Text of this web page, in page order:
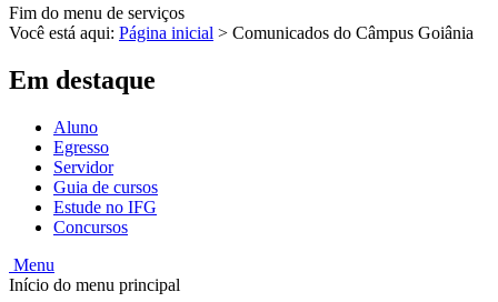
Fim do menu de serviços
Você está aqui: Página inicial > Comunicados do Câmpus Goiânia
Em destaque
Aluno
Egresso
Servidor
Guia de cursos
Estude no IFG
Concursos
Menu
Início do menu principal